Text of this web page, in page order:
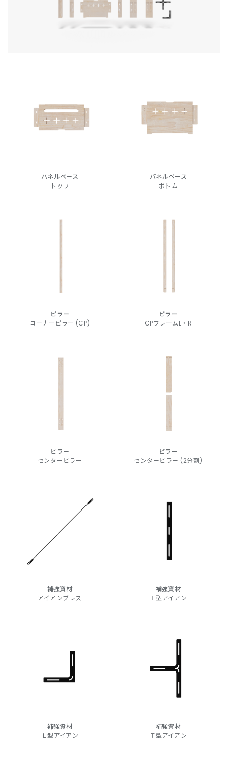
パネルベース
トップ
パネルベース
ボトム
ピラー
コーナーピラー (CP)
ピラー
CPフレームL・R
ピラー
センターピラー
ピラー
センターピラー (2分割)
補強資材
アイアンブレス
補強資材
Ｉ型アイアン
補強資材
Ｌ型アイアン
補強資材
Ｔ型アイアン